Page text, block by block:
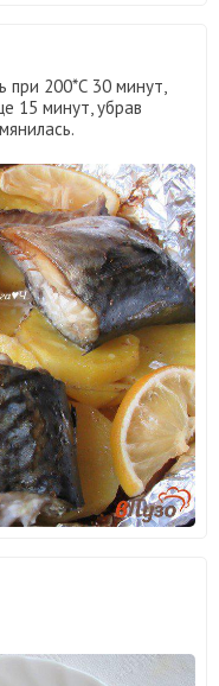
при 200*С 30 минут,
15 минут, убрав